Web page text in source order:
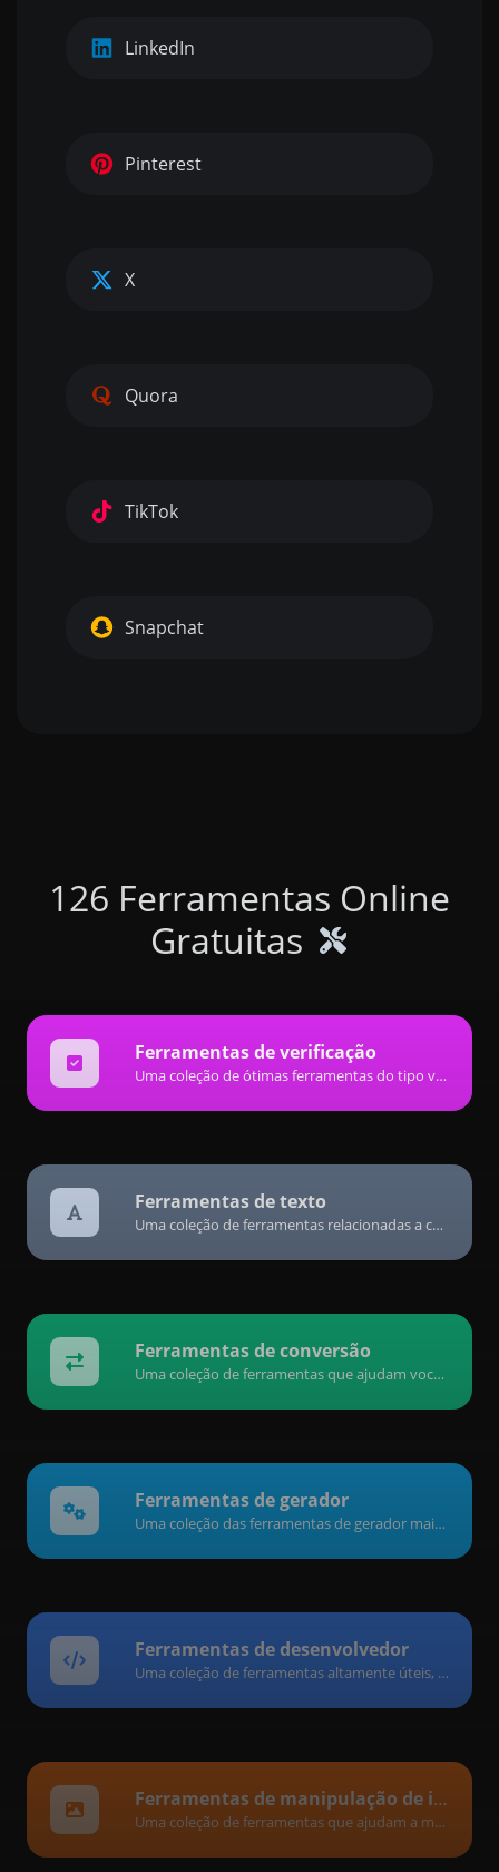
LinkedIn
Pinterest
X
Quora
TikTok
Snapchat
126 Ferramentas Online
Gratuitas
Ferramentas de verificação
Uma coleção de ótimas ferramentas do tipo verificador para ajudar você a checar e verificar diferentes tipos de coisas.
Ferramentas de texto
Uma coleção de ferramentas relacionadas a conteúdo de texto para ajudar você a criar, modificar e melhorar o tipo de conteúdo de texto.
Ferramentas de conversão
Uma coleção de ferramentas que ajudam você a converter dados facilmente.
Ferramentas de gerador
Uma coleção das ferramentas de gerador mais úteis com as quais você pode gerar dados.
Ferramentas de desenvolvedor
Uma coleção de ferramentas altamente úteis, principalmente para desenvolvedores e não apenas.
Ferramentas de manipulação de imagem
Uma coleção de ferramentas que ajudam a modificar e converter arquivos de imagem.